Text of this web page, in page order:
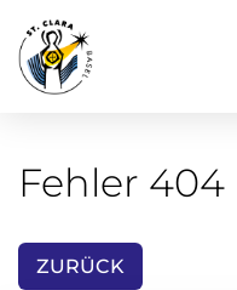
Fehler 404
ZURÜCK